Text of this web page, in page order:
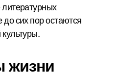
сих пор остаются
жизни